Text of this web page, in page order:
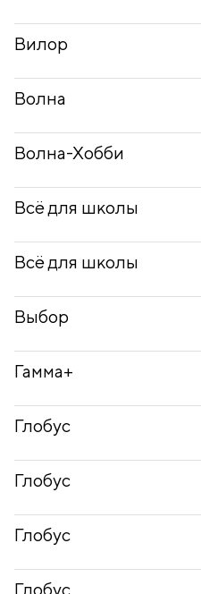
Вилор
Волна
Волна-Хобби
Всё для школы
Всё для школы
Выбор
Гамма+
Глобус
Глобус
Глобус
Глобус